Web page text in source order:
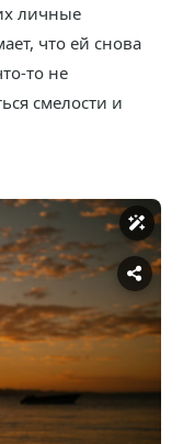
личные
что ей снова
то не
смелости и